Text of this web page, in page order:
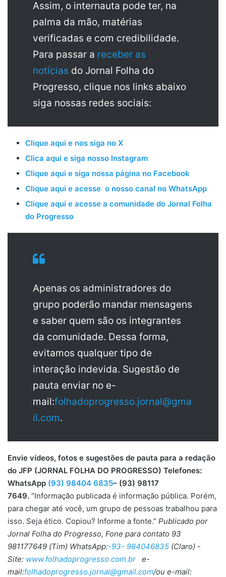
Assim, o internauta pode ter, na
palma da mão, matérias
verificadas e com credibilidade.
Para passar a receber as
notícias do Jornal Folha do
Progresso, clique nos links abaixo
siga nossas redes sociais:
Clique aqui e nos siga no X
Clica aqui e siga nosso Instagram
Clique aqui e siga nossa página no Facebook
Clique aqui e acesse o nosso canal no WhatsApp
Clique aqui e acesse a comunidade do Jornal Folha
do Progresso
Apenas os administradores do
grupo poderão mandar mensagens
e saber quem são os integrantes
da comunidade. Dessa forma,
evitamos qualquer tipo de
interação indevida. Sugestão de
pauta enviar no e-
mail:folhadoprogresso.jornal@gma
il.com.
Envie vídeos, fotos e sugestões de pauta para a redação
do JFP (JORNAL FOLHA DO PROGRESSO) Telefones:
WhatsApp (93) 98404 6835– (93) 98117
7649. “Informação publicada é informação pública. Porém,
para chegar até você, um grupo de pessoas trabalhou para
isso. Seja ético. Copiou? Informe a fonte.” Publicado por
Jornal Folha do Progresso, Fone para contato 93
981177649 (Tim) WhatsApp:-93- 984046835 (Claro) -
Site: www.folhadoprogresso.com.br e-
mail:folhadoprogresso.jornal@gmail.com/ou e-mail: